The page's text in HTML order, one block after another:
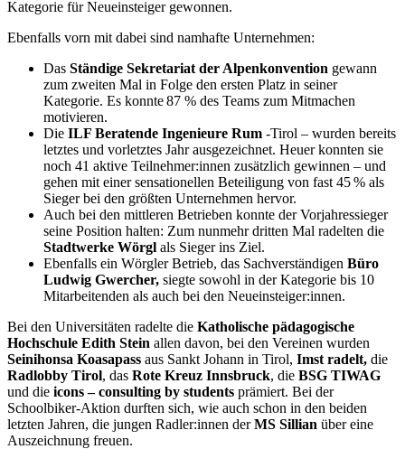
Kategorie für Neueinsteiger gewonnen.
Ebenfalls vorn mit dabei sind namhafte Unternehmen:
Das Ständige Sekretariat der Alpenkonvention gewann
zum zweiten Mal in Folge den ersten Platz in seiner
Kategorie. Es konnte 87 % des Teams zum Mitmachen
motivieren.
Die ILF Beratende Ingenieure Rum -Tirol – wurden bereits
letztes und vorletztes Jahr ausgezeichnet. Heuer konnten sie
noch 41 aktive Teilnehmer:innen zusätzlich gewinnen – und
gehen mit einer sensationellen Beteiligung von fast 45 % als
Sieger bei den größten Unternehmen hervor.
Auch bei den mittleren Betrieben konnte der Vorjahressieger
seine Position halten: Zum nunmehr dritten Mal radelten die
Stadtwerke Wörgl als Sieger ins Ziel.
Ebenfalls ein Wörgler Betrieb, das Sachverständigen Büro
Ludwig Gwercher, siegte sowohl in der Kategorie bis 10
Mitarbeitenden als auch bei den Neueinsteiger:innen.
Bei den Universitäten radelte die Katholische pädagogische
Hochschule Edith Stein allen davon, bei den Vereinen wurden
Seinihonsa Koasapass aus Sankt Johann in Tirol, Imst radelt, die
Radlobby Tirol, das Rote Kreuz Innsbruck, die BSG TIWAG
und die icons – consulting by students prämiert. Bei der
Schoolbiker-Aktion durften sich, wie auch schon in den beiden
letzten Jahren, die jungen Radler:innen derMS Sillian über eine
Auszeichnung freuen.